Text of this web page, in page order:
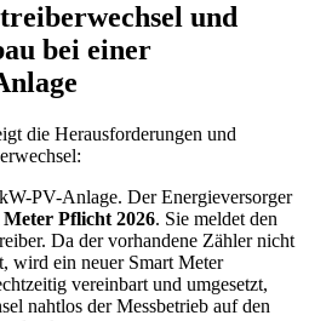
und
bei einer
die Herausforderungen und
PV-Anlage. Der Energieversorger
Pflicht 2026. Sie meldet den
Da der vorhandene Zähler nicht
wird ein neuer Smart Meter
vereinbart und umgesetzt,
nahtlos der Messbetrieb auf den